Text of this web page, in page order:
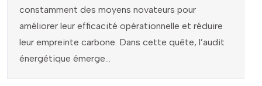
constamment des moyens novateurs pour
améliorer leur efficacité opérationnelle et réduire
leur empreinte carbone. Dans cette quête, l’audit
énergétique émerge...